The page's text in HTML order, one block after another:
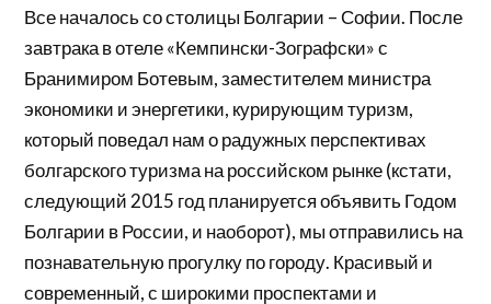
Все началось со столицы Болгарии – Софии. После
завтрака в отеле «Кемпински-Зографски» с
Бранимиром Ботевым, заместителем министра
экономики и энергетики, курирующим туризм,
который поведал нам о радужных перспективах
болгарского туризма на российском рынке (кстати,
следующий 2015 год планируется объявить Годом
Болгарии в России, и наоборот), мы отправились на
познавательную прогулку по городу. Красивый и
современный, с широкими проспектами и